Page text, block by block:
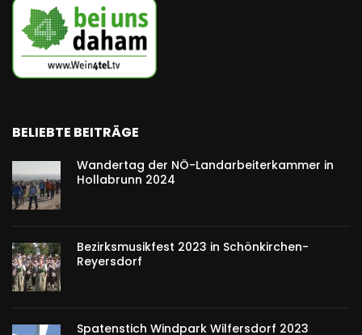
BELIEBTE BEITRÄGE
Wandertag der NÖ-Landarbeiterkammer in
Hollabrunn 2024
Bezirksmusikfest 2023 in Schönkirchen-
Reyersdorf
Spatenstich Windpark Wilfersdorf 2023